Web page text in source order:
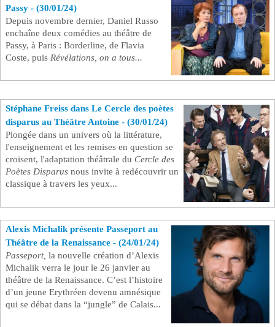
Passy - (30/01/24)
Depuis novembre dernier, Daniel Russo
enchaîne deux comédies au théâtre de
Passy, à Paris : Borderline, de Flavia
Coste, puis Révélations, on a tous...
Stéphane Freiss dans Le Cercle des poètes
disparus au Théâtre Antoine - (30/01/24)
Plongée dans un univers où la littérature,
l'enseignement et les remises en question se
croisent, l'adaptation théâtrale du Cercle des
Poètes Disparus nous invite à redécouvrir un
classique à travers les yeux...
Alexis Michalik présente Passeport au
Théâtre de la Renaissance - (24/01/24)
Passeport, la nouvelle création d’Alexis
Michalik verra le jour le 26 janvier au
théâtre de la Renaissance. C’est l’histoire
d’un jeune Erythréen devenu amnésique
qui se débat dans la “jungle” de Calais...